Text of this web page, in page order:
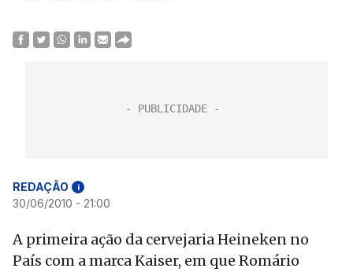
REDAÇÃO i
30/06/2010 - 21:00
A primeira ação da cervejaria Heineken no
País com a marca Kaiser, em que Romário